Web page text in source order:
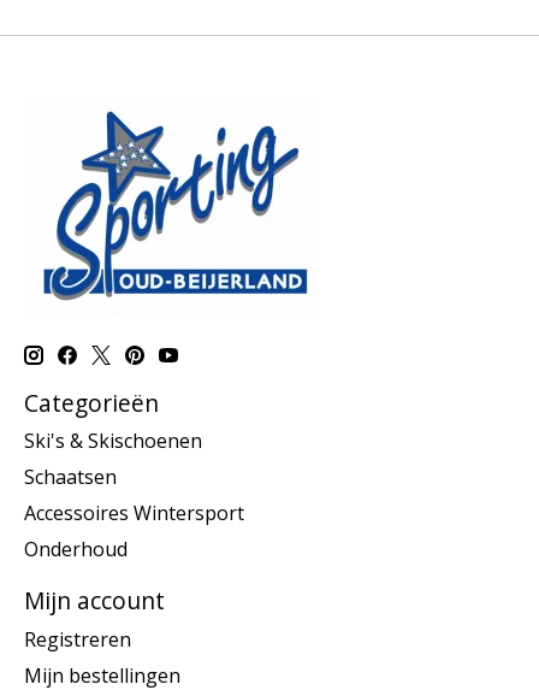
Categorieën
Ski's & Skischoenen
Schaatsen
Accessoires Wintersport
Onderhoud
Mijn account
Registreren
Mijn bestellingen